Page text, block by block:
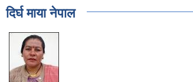
दिर्घ माया नेपाल